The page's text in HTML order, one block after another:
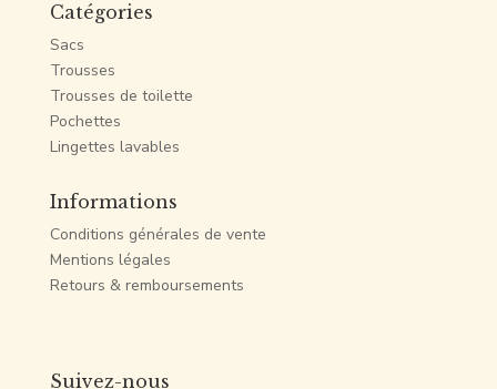
Catégories
Sacs
Trousses
Trousses de toilette
Pochettes
Lingettes lavables
Informations
Conditions générales de vente
Mentions légales
Retours & remboursements
Suivez-nous